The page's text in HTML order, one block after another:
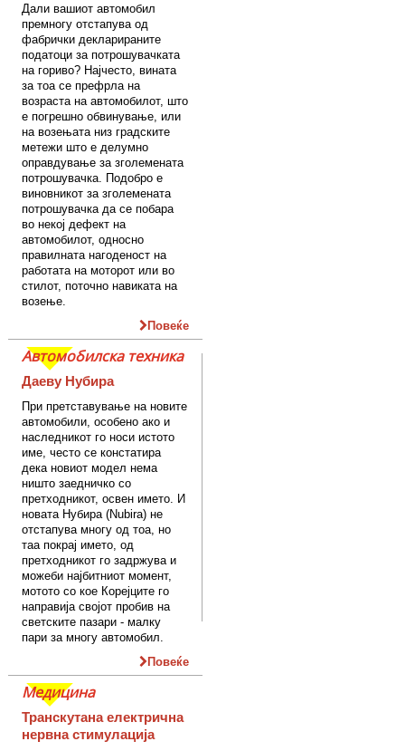
Дали вашиот автомобил
премногу отстапува од
фабрички декларираните
податоци за потрошувачката
на гориво? Најчесто, вината
за тоа се префрла на
возраста на автомобилот, што
е погрешно обвинување, или
на возењата низ градските
метежи што е делумно
оправдување за зголемената
потрошувачка. Подобро е
виновникот за зголемената
потрошувачка да се побара
во некој дефект на
автомобилот, односно
правилната нагоденост на
работата на моторот или во
стилот, поточно навиката на
возење.
Повеќе
Автомобилска техника
Даеву Нубира
При претставување на новите
автомобили, особено ако и
наследникот го носи истото
име, често се констатира
дека новиот модел нема
ништо заедничко со
претходникот, освен името. И
новата Нубира (Nubira) не
отстапува многу од тоа, но
таа покрај името, од
претходникот го задржува и
можеби најбитниот момент,
мотото со кое Корејците го
направија својот пробив на
светските пазари - малку
пари за многу автомобил.
Повеќе
Медицина
Транскутана електрична
нервна стимулација